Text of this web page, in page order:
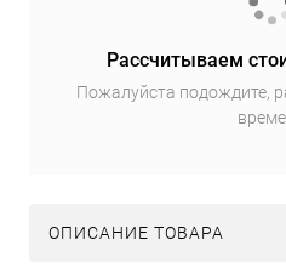
Рассчитываем
Пожалуйста подождите,
ОПИСАНИЕ ТОВАРА